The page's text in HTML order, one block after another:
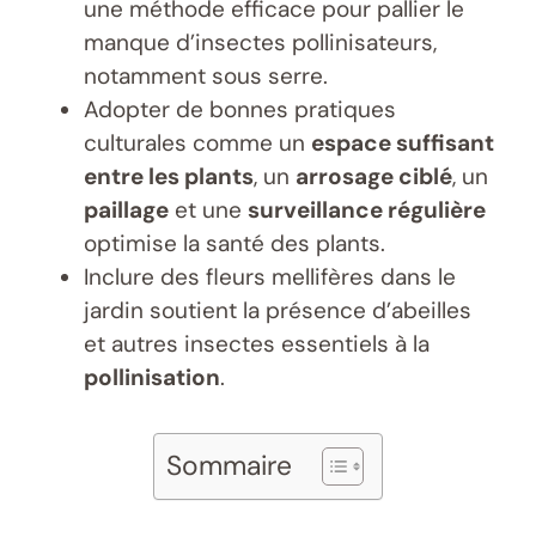
une méthode efficace pour pallier le
manque d’insectes pollinisateurs,
notamment sous serre.
Adopter de bonnes pratiques
culturales comme un espace suffisant
entre les plants, un arrosage ciblé, un
paillage et une surveillance régulière
optimise la santé des plants.
Inclure des fleurs mellifères dans le
jardin soutient la présence d’abeilles
et autres insectes essentiels à la
pollinisation.
Sommaire